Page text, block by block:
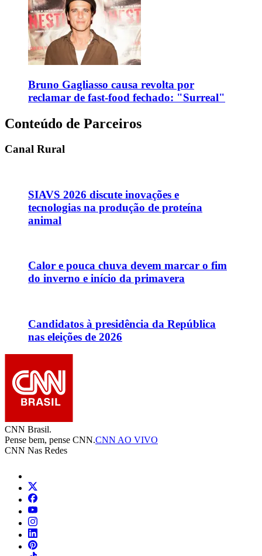
Bruno Gagliasso causa revolta por
reclamar de fast-food fechado: "Surreal"
Conteúdo de Parceiros
Canal Rural
SIAVS 2026 discute inovações e
tecnologias na produção de proteína
animal
Calor e pouca chuva devem marcar o fim
do inverno e início da primavera
Candidatos à presidência da República
nas eleições de 2026
CNN Brasil.
Pense bem, pense CNN.CNN AO VIVO
CNN Nas Redes